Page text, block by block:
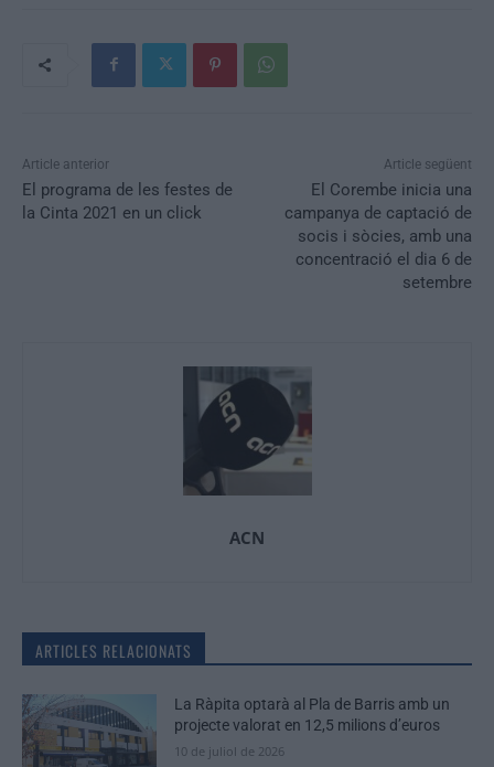
Article anterior
El programa de les festes de
la Cinta 2021 en un click
Article següent
El Corembe inicia una
campanya de captació de
socis i sòcies, amb una
concentració el dia 6 de
setembre
ACN
ARTICLES RELACIONATS
La Ràpita optarà al Pla de Barris amb un
projecte valorat en 12,5 milions d’euros
10 de juliol de 2026